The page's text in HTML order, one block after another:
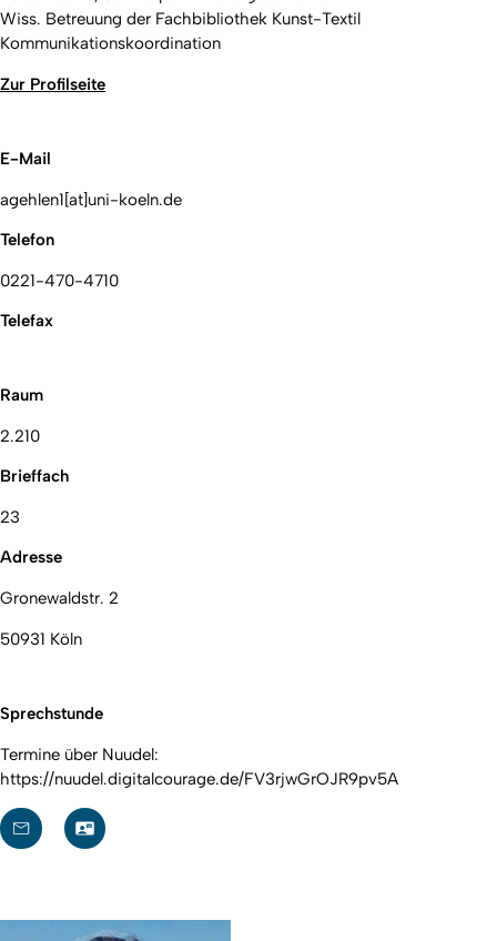
Wiss. Betreuung der Fachbibliothek Kunst-Textil
Kommunikationskoordination
Zur Profilseite
E-Mail
agehlen1[at]uni-koeln.de
Telefon
0221-470-4710
Telefax
Raum
2.210
Brieffach
23
Adresse
Gronewaldstr. 2
50931 Köln
Sprechstunde
Termine über Nuudel:
https://nuudel.digitalcourage.de/FV3rjwGrOJR9pv5A